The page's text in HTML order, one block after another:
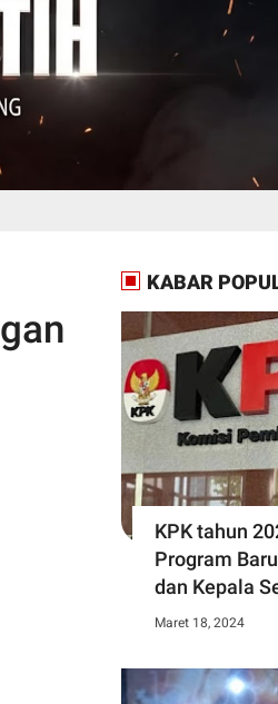
KABAR
KPK tahun
Program
dan Kepala
Maret 18, 2024